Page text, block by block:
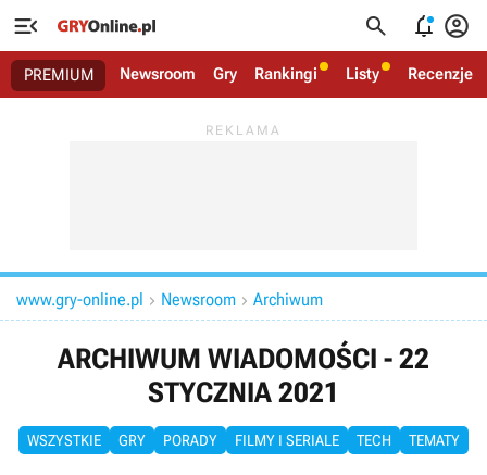
   
PREMIUM Newsroom Gry Rankingi Listy Recenzje
www.gry-online.pl  Newsroom  Archiwum
ARCHIWUM WIADOMOŚCI - 22
STYCZNIA 2021
WSZYSTKIE GRY PORADY FILMY I SERIALE TECH TEMATY